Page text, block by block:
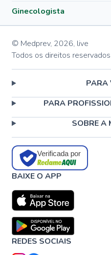
Ginecologista
© Medprev, 2026, live
Todos os direitos reservados
PARA
PARA
SOBRE A
Verificada por
BAIXE O APP
REDES SOCIAIS